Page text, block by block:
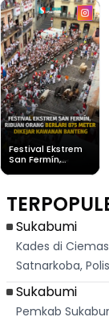
Festival Ekstrem
San Fermín,
Banteng
Sukabumi
Kades di
Satnarkoba,
Sukabumi
Pemkab